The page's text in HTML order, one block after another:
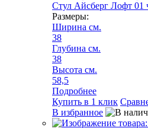
Стул Айсберг Лофт 01
Размеры:
Ширина см.
38
Глубина см.
38
Высота см.
58,5
Подробнее
Купить в 1 клик
В избранное